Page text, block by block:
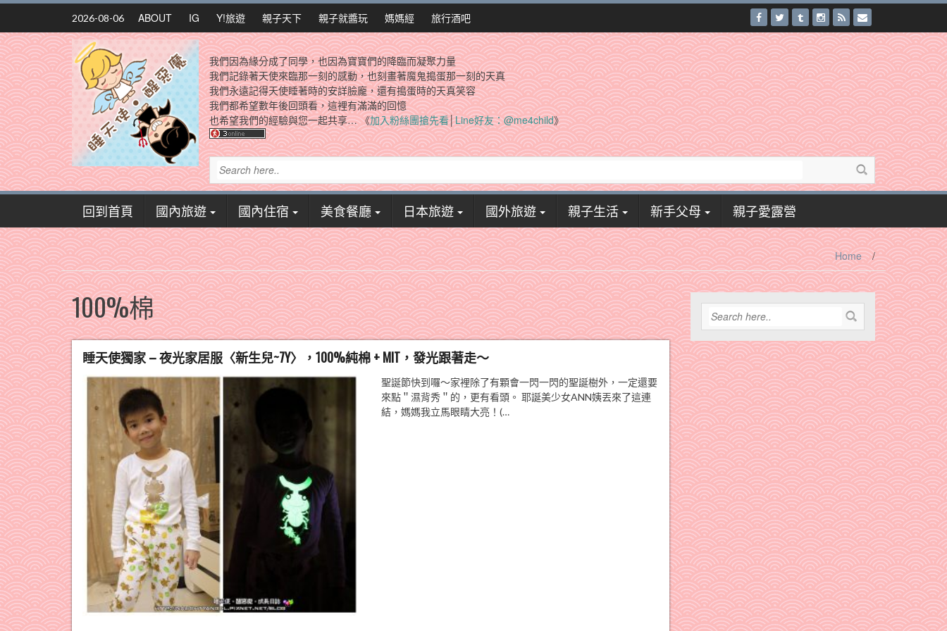
Skip
content
2026-08-06 ABOUT IG Y!旅遊 親子天下 親子就醬玩 媽媽經 旅行酒吧
我們因為緣分成了同學，也因為寶寶們的降臨而凝聚力量
我們記錄著天使來臨那一刻的感動，也刻畫著魔鬼搗蛋那一刻的天真
我們永遠記得天使睡著時的安詳臉龐，還有搗蛋時的天真笑容
我們都希望數年後回頭看，這裡有滿滿的回憶
也希望我們的經驗與您一起共享… 《加入粉絲團搶先看│Line好友：@me4child》
回到首頁 國內旅遊 國內住宿 美食餐廳 日本旅遊 國外旅遊 親子生活 新手父母 親子愛露營
Home /
100%棉
睡天使獨家 – 夜光家居服〈新生兒~7Y〉，100%純棉 + MIT，發光跟著走～
聖誕節快到囉～家裡除了有顆會一閃一閃的聖誕樹外，一定還要
來點＂濕背秀＂的，更有看頭。 耶誕美少女ANN姨丟來了這連
結，媽媽我立馬眼睛大亮！(…